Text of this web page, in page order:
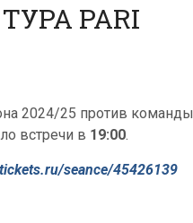
PARI
2024/25 против команды
встречи в 19:00.
seance/45426139